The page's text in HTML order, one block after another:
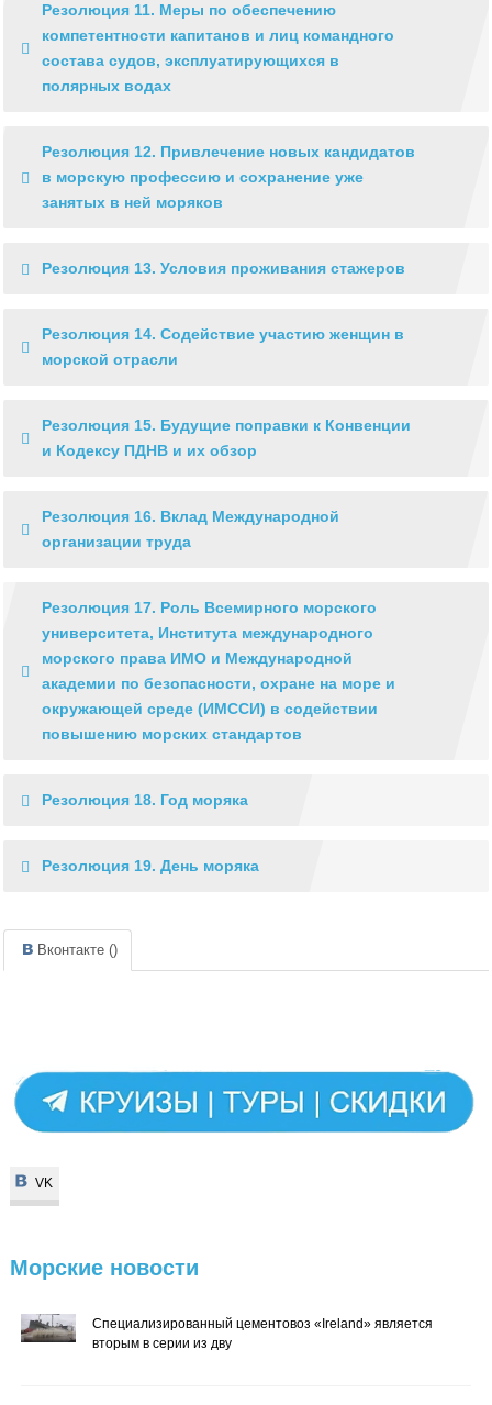
Резолюция 11. Меры по обеспечению
компетентности капитанов и лиц командного
состава судов, эксплуатирующихся в
полярных водах
Резолюция 12. Привлечение новых кандидатов
в морскую профессию и сохранение уже
занятых в ней моряков
Резолюция 13. Условия проживания стажеров
Резолюция 14. Содействие участию женщин в
морской отрасли
Резолюция 15. Будущие поправки к Конвенции
и Кодексу ПДНВ и их обзор
Резолюция 16. Вклад Международной
организации труда
Резолюция 17. Роль Всемирного морского
университета, Института международного
морского права ИМО и Международной
академии по безопасности, охране на море и
окружающей среде (ИМССИ) в содействии
повышению морских стандартов
Резолюция 18. Год моряка
Резолюция 19. День моряка
Вконтакте ()
VK
VK
Морские новости
Специализированный цементовоз «Ireland» является
вторым в серии из дву